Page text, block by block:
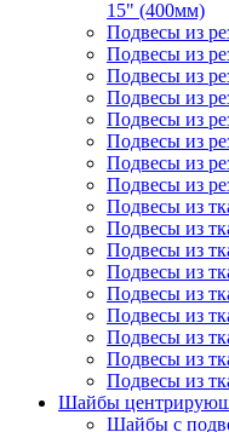
15" (400мм)
Подвесы из
Подвесы из
Подвесы из
Подвесы из
Подвесы из
Подвесы из
Подвесы из
Подвесы из
Подвесы из
Подвесы из
Подвесы из
Подвесы из
Подвесы из
Подвесы из
Подвесы из
Подвесы из
Подвесы из
Шайбы
Шайбы с